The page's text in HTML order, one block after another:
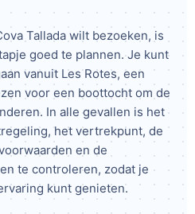
Tallada wilt bezoeken, is
goed te plannen. Je kunt
vanuit Les Rotes, een
voor een boottocht om de
In alle gevallen is het
het vertrekpunt, de
en de
te controleren, zodat je
kunt genieten.